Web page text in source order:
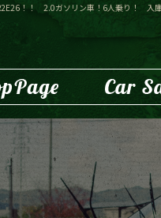
！！ 2.0ガソリン車！6人乗り！ 入